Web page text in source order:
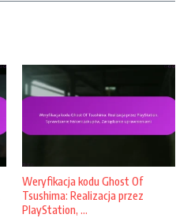
Weryfikacja kodu Ghost Of
Tsushima: Realizacja przez
PlayStation, ...